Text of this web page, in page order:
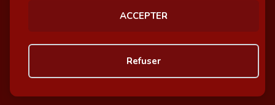
ACCEPTER
Refuser
© GazetteSports - 2026 | Site internet réalisé par
Awelty